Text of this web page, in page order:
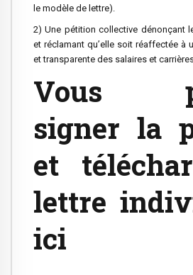
le modèle de lettre).
2) Une pétition collective dénonçant
et réclamant qu’elle soit réaffectée à
et transparente des salaires et
Vous
signer la
et
lettre
ici